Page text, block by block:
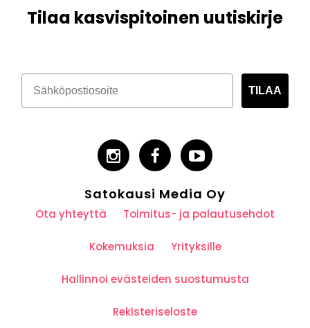
Tilaa kasvispitoinen uutiskirje
TILAA
Satokausi Media Oy
Ota yhteyttä Toimitus- ja palautusehdot
Kokemuksia Yrityksille
Hallinnoi evästeiden suostumusta
Rekisteriseloste